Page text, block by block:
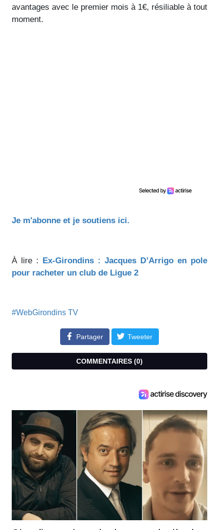
avantages avec le premier mois à 1€, résiliable à tout
moment.
Je m'abonne et je soutiens ici.
À lire : Ex-Girondins : Jacques D’Arrigo en pole
pour racheter un club de Ligue 2
#WebGirondins TV
Partager Tweeter
COMMENTAIRES (0)